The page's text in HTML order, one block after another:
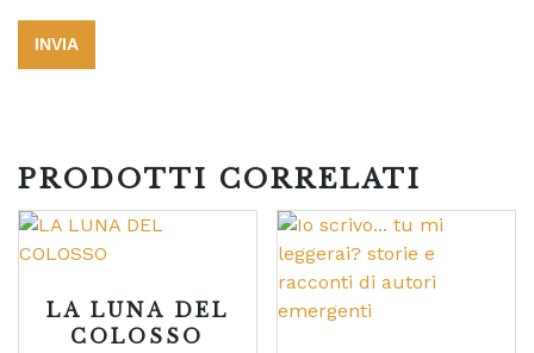
PRODOTTI CORRELATI
LA LUNA DEL
COLOSSO